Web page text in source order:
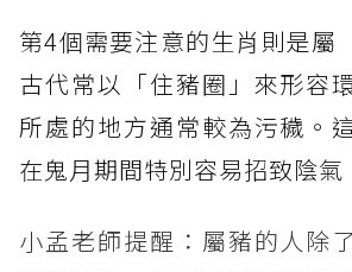
第4個需要注意的生肖則是屬
古代常以「住豬圈」來形容
所處的地方通常較為污穢。
在鬼月期間特別容易招致陰氣
小孟老師提醒：屬豬的人除